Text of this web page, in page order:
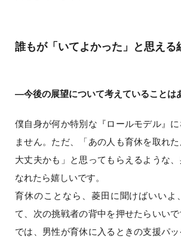
誰もが「いてよかった」と思える
―今後の展望について考えていることは
僕自身が何か特別な『ロールモデル』
ません。ただ、「あの人も育休を取れ
大丈夫かも」と思ってもらえるような
なれたら嬉しいです。
育休のことなら、菱田に聞けばいいよ
て、次の挑戦者の背中を押せたらいい
では、男性が育休に入るときの支援パ